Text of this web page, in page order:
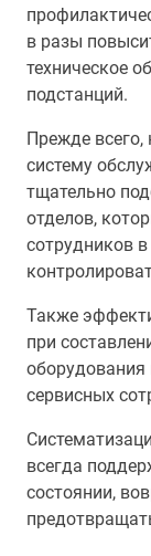
в разы
техническое
подстанций.
Прежде
систему
тщательно
отделов,
сотрудников
Также
при
оборудования
сервисных
всегда
состоянии,